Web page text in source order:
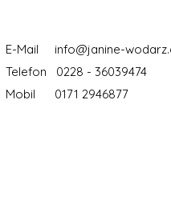
E-Mail info@janine-
Telefon 0228 - 36039474
Mobil 0171 2946877